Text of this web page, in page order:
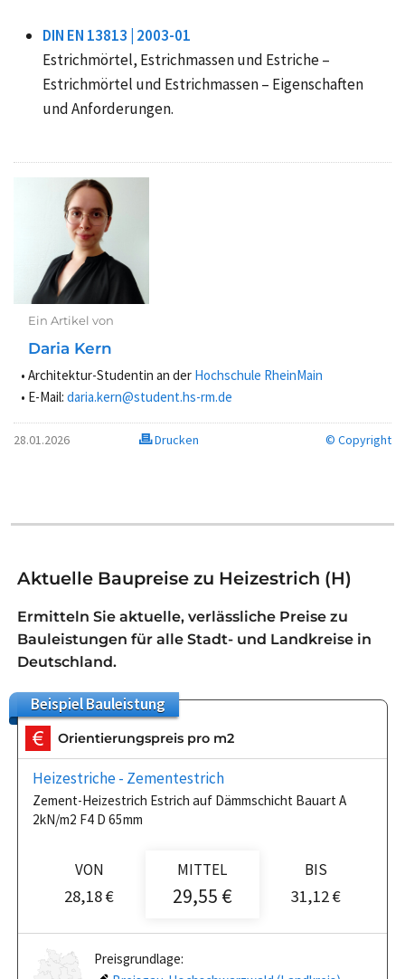
DIN EN 13813 | 2003-01
Estrichmörtel, Estrichmassen und Estriche –
Estrichmörtel und Estrichmassen – Eigenschaften
und Anforderungen.
Ein Artikel von
Daria Kern
Architektur-Studentin an der Hochschule RheinMain
E-Mail: daria.kern@student.hs-rm.de
28.01.2026 Drucken © Copyright
Aktuelle Baupreise zu Heizestrich (H)
Ermitteln Sie aktuelle, verlässliche Preise zu
Bauleistungen für alle Stadt- und Landkreise in
Deutschland.
BeispielBauleistung
Orientierungspreis pro m2
Heizestriche - Zementestrich
Zement-Heizestrich Estrich auf Dämmschicht Bauart A
2kN/m2 F4 D 65mm
VON
28,18 €
MITTEL
29,55 €
BIS
31,12 €
Preisgrundlage: